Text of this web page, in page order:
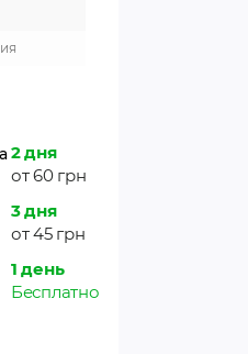
2 дня
от 60 грн
3 дня
от 45 грн
1 день
Бесплатно